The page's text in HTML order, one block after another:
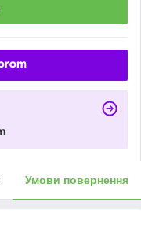
Умови повернення